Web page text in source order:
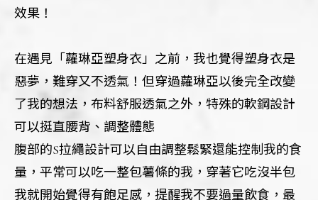
效果！
在遇見「蘿琳亞塑身衣」之前，我也覺得塑身衣是
惡夢，難穿又不透氣！但穿過蘿琳亞以後完全改變
了我的想法，布料舒服透氣之外，特殊的軟鋼設計
可以挺直腰背、調整體態
腹部的S拉繩設計可以自由調整鬆緊還能控制我的食
量，平常可以吃一整包薯條的我，穿著它吃沒半包
我就開始覺得有飽足感，提醒我不要過量飲食，最